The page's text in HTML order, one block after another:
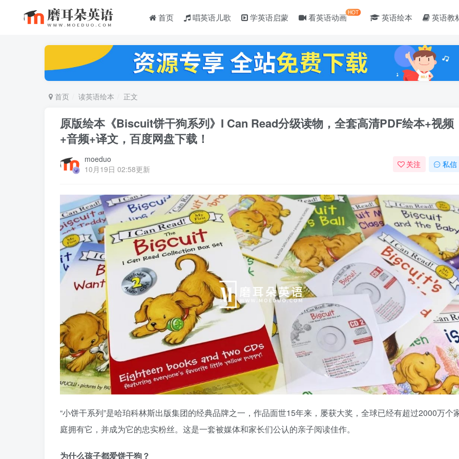
首页 唱英语儿歌 学英语启蒙 看英语动画HOT 英语绘本 英语教
首页 读英语绘本 正文
原版绘本《Biscuit饼干狗系列》I Can Read分级读物，全套高清PDF绘本+视频
+音频+译文，百度网盘下载！
moeduo
10月19日 02:58更新
关注 私信
“小饼干系列”是哈珀科林斯出版集团的经典品牌之一，作品面世15年来，屡获大奖，全球已经有超过2000万个
庭拥有它，并成为它的忠实粉丝。这是一套被媒体和家长们公认的亲子阅读佳作。
为什么孩子都爱饼干狗？